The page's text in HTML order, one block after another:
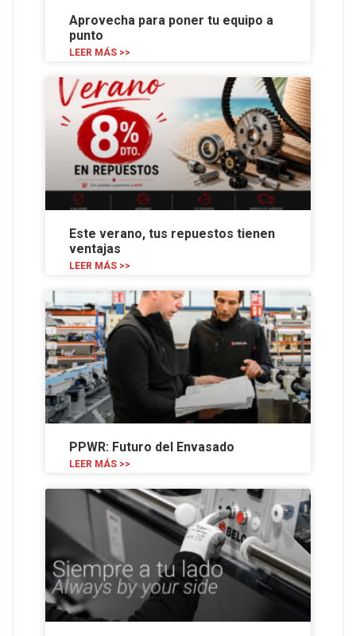
Aprovecha para poner tu equipo a
punto
LEER MÁS >>
Este verano, tus repuestos tienen
ventajas
LEER MÁS >>
PPWR: Futuro del Envasado
LEER MÁS >>